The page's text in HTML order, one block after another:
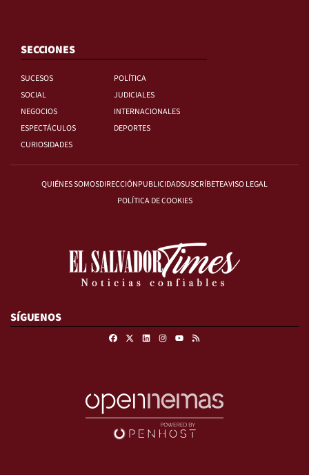
SECCIONES
SUCESOS
POLÍTICA
SOCIAL
JUDICIALES
NEGOCIOS
INTERNACIONALES
ESPECTÁCULOS
DEPORTES
CURIOSIDADES
QUIÉNES SOMOSDIRECCIÓNPUBLICIDADSUSCRÍBETEAVISO LEGAL
POLÍTICA DE COOKIES
SÍGUENOS
FacebookLinkedinInstagram